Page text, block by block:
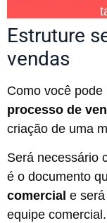
Estruture
vendas
Como você pode
processo de
criação de uma
Será necessário
é o documento
comercial e
equipe comercial.